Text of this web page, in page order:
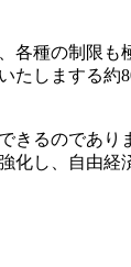
各種の制限も
しまする約
きるのであり
化し、自由経